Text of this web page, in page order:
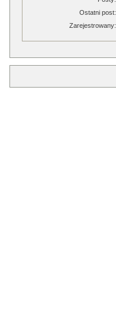
Ostatni post:
Zarejestrowany: